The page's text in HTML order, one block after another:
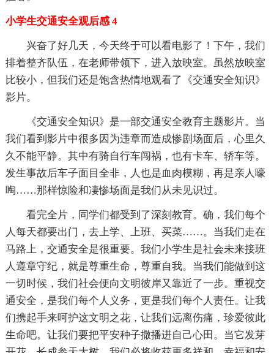
小学生交通安全观后感 4
兴奋了好几天，今天终于可以看电影了！下午，我们
排着整齐队伍，在老师带领下，进入放映室。虽然放映室
比较小，但我们还是饱含热情地观看了《交通安全知识》
影片。
《交通安全知识》是一部交通安全教育主题影片。当
我们看到影片中很多因为违章而造成惨剧场面后，心里久
久不能平静。其中有骑自行车闯祸，也有卡车、轿车等。
发生事故后车子面目全非，人也是血肉模糊，再是亲人嚎
啕……那样惊险和凄惨场面是我们从未见识过。
看完全片，同学们都受到了深刻教育。确，我们每个
人每天都要出门，去上学、上班、买菜……。当我们走在
马路上，交通安全是很重要。我们小学生是社会未来接班
人遵章守纪，就是尊重生命，尊重自我。当我们能做到这
一切时候，我们社会便向文明彼岸又靠近了一步。重视交
通安全，是我们每个人义务，更是我们每个人责任。让我
们携起手来呵护这文明之花，让我们远离伤痛，珍爱彼此
生命吧。让我们要把平安种子撒播进自己心田。当它发芽